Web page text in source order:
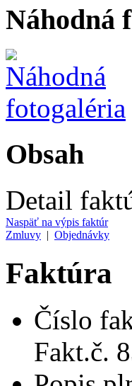
Náhodná
Obsah
Detail
Naspäť na výpis faktúr
Zmluvy | Objednávky
Faktúra
Číslo
Fakt.č.